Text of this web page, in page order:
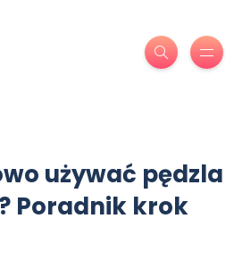
używać pędzla
Poradnik krok